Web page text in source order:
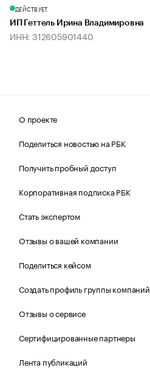
ДЕЙСТВУЕТ
ИП Геттель Ирина Владимировна
ИНН: 312605901440
О проекте
Поделиться новостью на РБК
Получить пробный доступ
Корпоративная подписка РБК
Стать экспертом
Отзывы о вашей компании
Поделиться кейсом
Создать профиль группы компаний
Отзывы о сервисе
Сертифицированные партнеры
Лента публикаций